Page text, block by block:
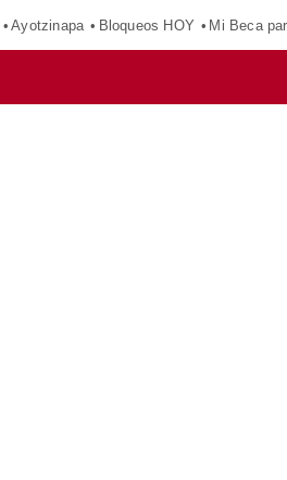
Ayotzinapa Bloqueos HOY Mi Beca